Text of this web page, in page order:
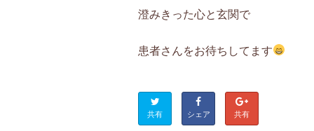
澄みきった心と玄関で
患者さんをお待ちしてます
共有 シェア 共有